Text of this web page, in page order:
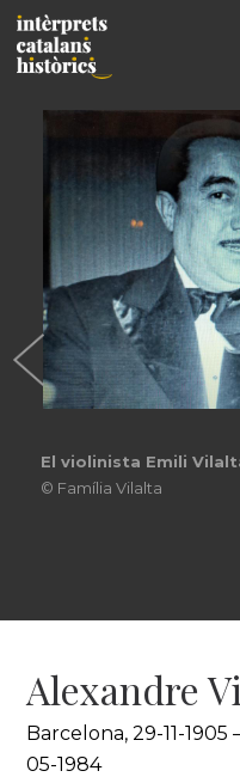
El violinista Emili
© Família Vilalta
Alexandre
Barcelona, 29-11-
05-1984